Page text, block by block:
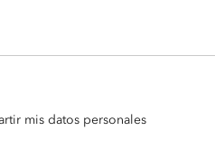
mis datos personales